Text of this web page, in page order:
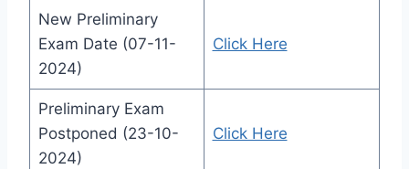
New Preliminary
Exam Date (07-11-
2024)
Click Here
Preliminary Exam
Postponed (23-10-
2024)
Click Here